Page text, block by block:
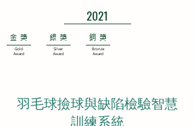
2021
金獎
Gold
Award
銀獎
Silver
Award
銅獎
Bronze
Award
羽毛球撿球與缺陷檢驗智慧
訓練系統